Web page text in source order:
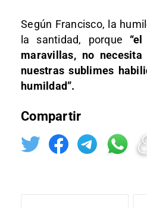
Según Francisco, la
la santidad, porque
maravillas, no
nuestras sublimes
humildad”.
Compartir